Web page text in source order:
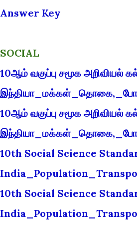
Answer Key
SOCIAL
10ஆம் வகுப்பு சமூக அறிவியல்
10ஆம் வகுப்பு சமூக அறிவியல்
10th Social Science
10th Social Science